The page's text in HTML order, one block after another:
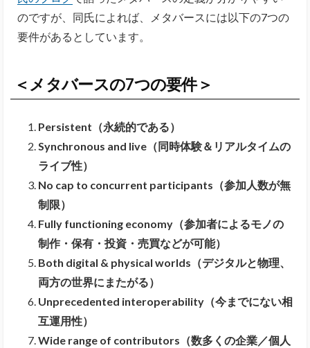
のですが、同氏によれば、メタバースには以下の7つの
要件があるとしています。
＜メタバースの7つの要件＞
Persistent（永続的である）
Synchronous and live（同時体験＆リアルタイムの
ライブ性）
No cap to concurrent participants（参加人数が無
制限）
Fully functioning economy（参加者によるモノの
制作・保有・投資・売買などが可能）
Both digital & physical worlds（デジタルと物理、
両方の世界にまたがる）
Unprecedented interoperability（今までにない相
互運用性）
Wide range of contributors（数多くの企業／個人